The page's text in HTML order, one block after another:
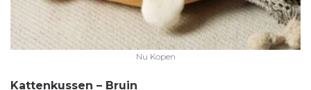
Nu Kopen
Kattenkussen – Bruin